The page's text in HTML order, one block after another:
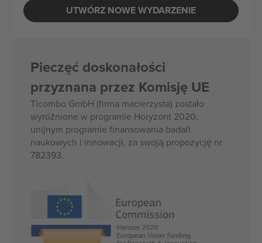
UTWÓRZ NOWE WYDARZENIE
Pieczęć doskonałości
przyznana przez Komisję UE
Ticombo GmbH (firma macierzysta) zostało
wyróżnione w programie Horyzont 2020,
unijnym programie finansowania badań
naukowych i innowacji, za swoją propozycję nr
782393.